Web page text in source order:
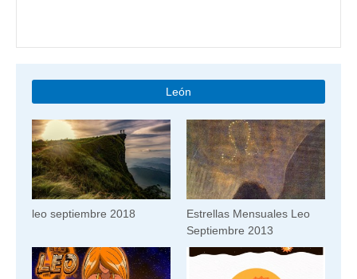
León
leo septiembre 2018
Estrellas Mensuales Leo
Septiembre 2013